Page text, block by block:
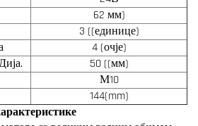
62 мм)
3 ((единице)
4 (очје)
50 ((мм)
М10
144(mm)